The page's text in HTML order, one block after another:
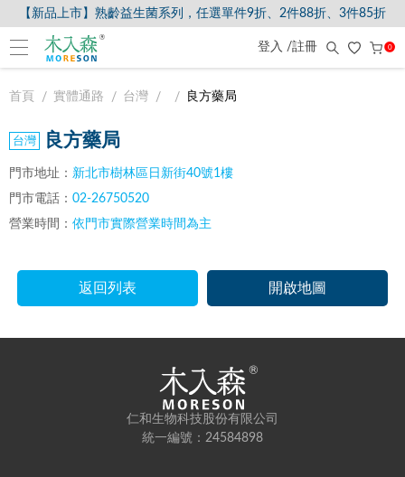
【新品上市】熟齡益生菌系列，任選單件9折、2件88折、3件85折
登入 /註冊 0
首頁 實體通路 台灣 良方藥局
良方藥局
門市地址： 新北市樹林區日新街40號1樓
門市電話： 02-26750520
營業時間： 依門市實際營業時間為主
返回列表 開啟地圖
仁和生物科技股份有限公司
統一編號：24584898